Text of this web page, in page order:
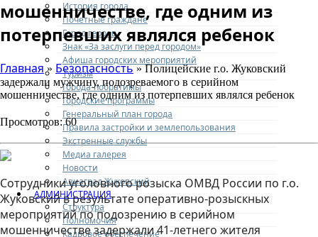
История города
Почетные граждане
Город героев
Знак «За заслуги перед городом»
Афиша городских мероприятий
Туризм
Города-побратимы
Городские программы
Генеральный план города
Правила застройки и землепользования
Экстренные службы
Медиа галерея
Новости
Авиаград Жуковский
АДМИНИСТРАЦИЯ
Структура
Полномочия
Кадровое обеспечение
мошенничестве, где одним из
потерпевших являлся ребенок
Главная » Безопасность» Полицейские г.о. Жуковский
задержали мужчину, подозреваемого в серийном
мошенничестве, где одним из потерпевших являлся ребенок
Просмотров: 60
Сотрудники уголовного розыска ОМВД России по г.о.
Жуковский в результате оперативно-розыскных
мероприятий по подозрению в серийном
мошенничестве задержали 41-летнего жителя